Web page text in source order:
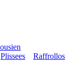
Plissees
Raffrollos